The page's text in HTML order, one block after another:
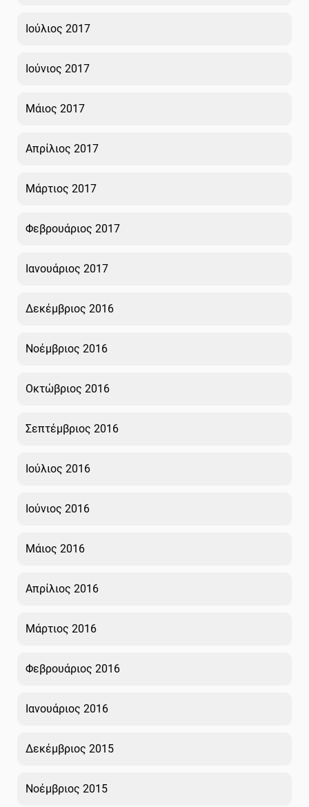
Ιούλιος 2017
Ιούνιος 2017
Μάιος 2017
Απρίλιος 2017
Μάρτιος 2017
Φεβρουάριος 2017
Ιανουάριος 2017
Δεκέμβριος 2016
Νοέμβριος 2016
Οκτώβριος 2016
Σεπτέμβριος 2016
Ιούλιος 2016
Ιούνιος 2016
Μάιος 2016
Απρίλιος 2016
Μάρτιος 2016
Φεβρουάριος 2016
Ιανουάριος 2016
Δεκέμβριος 2015
Νοέμβριος 2015